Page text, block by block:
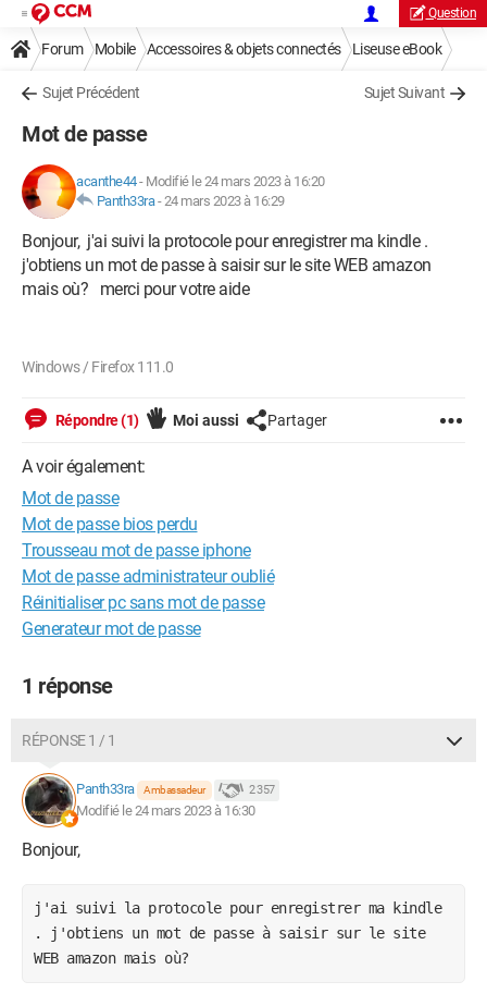
Question
Forum Mobile Accessoires & objets connectés Liseuse eBook
Sujet Précédent Sujet Suivant
Mot de passe
acanthe44- Modifié le 24 mars 2023 à 16:20
Panth33ra-24 mars 2023 à 16:29
Bonjour, j'ai suivi la protocole pour enregistrer ma kindle .
j'obtiens un mot de passe à saisir sur le site WEB amazon
mais où? merci pour votre aide
Windows / Firefox 111.0
Répondre (1) Moi aussi Partager
A voir également:
Mot de passe
Mot de passe bios perdu
Trousseau mot de passe iphone
Mot de passe administrateur oublié
Réinitialiser pc sans mot de passe
Generateur mot de passe
1 réponse
RÉPONSE 1 / 1
Panth33ra Ambassadeur 2 357
Modifié le 24 mars 2023 à 16:30
Bonjour,
j'ai suivi la protocole pour enregistrer ma kindle
. j'obtiens un mot de passe à saisir sur le site
WEB amazon mais où?